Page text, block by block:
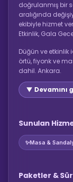
doğrulanmış bir
aralığında
ekibiyle hizmet
Etkinlik, Gala
Düğün ve
örtü, fiyonk ve
dahil. Ankara.
▼ Devamını
Sunulan
✨Masa &
Paketler &